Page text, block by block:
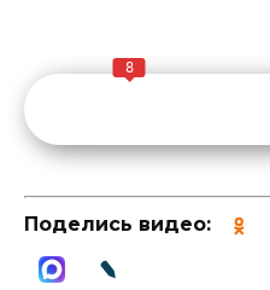
8
Поделись видео: